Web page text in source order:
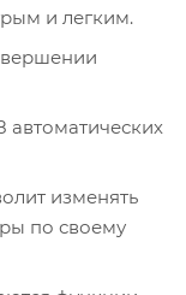
и легким.
автоматических
изменять
по своему